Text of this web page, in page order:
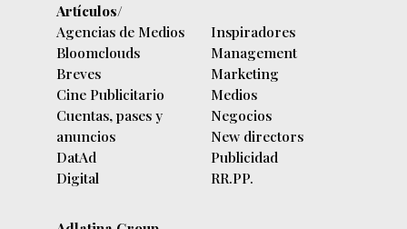
Artículos/
Agencias de Medios
Bloomclouds
Breves
Cine Publicitario
Cuentas, pases y
anuncios
DatAd
Digital
Inspiradores
Management
Marketing
Medios
Negocios
New directors
Publicidad
RR.PP.